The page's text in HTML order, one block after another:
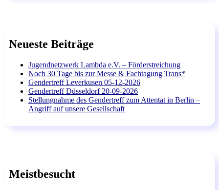
Neueste Beiträge
Jugendnetzwerk Lambda e.V. – Förderstreichung
Noch 30 Tage bis zur Messe & Fachtagung Trans*
Gendertreff Leverkusen 05-12-2026
Gendertreff Düsseldorf 20-09-2026
Stellungnahme des Gendertreff zum Attentat in Berlin –
Angriff auf unsere Gesellschaft
Meistbesucht